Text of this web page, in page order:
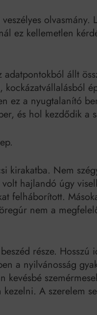
olvasmány.
ez kellemetlen
adatpontokból állt
ez a nyugtalanító
és hol kezdődik a
kirakatba. Nem
hajlandó úgy
felháborított.
nem a
része.
a nyilvánosság
kevésbé
A szerelem